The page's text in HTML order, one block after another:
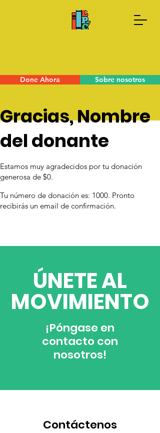
Done Ahora Sobre nosotros
Gracias, Nombre
del donante
Estamos muy agradecidos por tu donación
generosa de $0.
Tu número de donación es: 1000. Pronto
recibirás un email de confirmación.
​ÚNETE AL
MOVIMIENTO
¡Póngase en
contacto con
nosotros!
Contáctenos